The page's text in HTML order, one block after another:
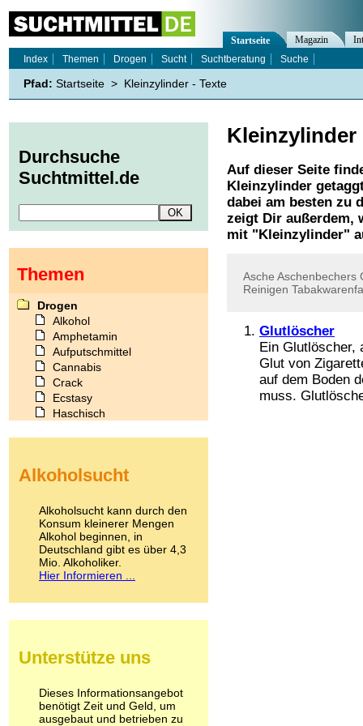
Kleinzylinder
Auf dieser Seite
Kleinzylinder
dabei am besten zu
zeigt Dir außerdem,
mit " Kleinzylinder"
Asche Aschenbechers
Reinigen
Glutlöscher
Ein Glutlöscher,
Glut von
auf dem Boden
muss.
Startseite Magazin
Index
Themen Drogen Sucht Suchtberatung Suche
Pfad: Startseite > Kleinzylinder - Texte
Durchsuche
Suchtmittel.de
Themen
Drogen
Alkohol
Amphetamin
Aufputschmittel
Cannabis
Crack
Ecstasy
Haschisch
Kokain
LSD
Marihuana
Medikamente
Meskalin
Metamphetamin
Methadon
Pilze
Psychopharmaka
Schlafmittel
Schmerzmittel
Alkoholsucht
Alkoholsucht kann durch den
Konsum kleinerer Mengen
Alkohol beginnen, in
Deutschland gibt es über 4,3
Mio. Alkoholiker.
Hier Informieren ...
Unterstütze uns
Dieses Informationsangebot
benötigt Zeit und Geld, um
ausgebaut und betrieben zu